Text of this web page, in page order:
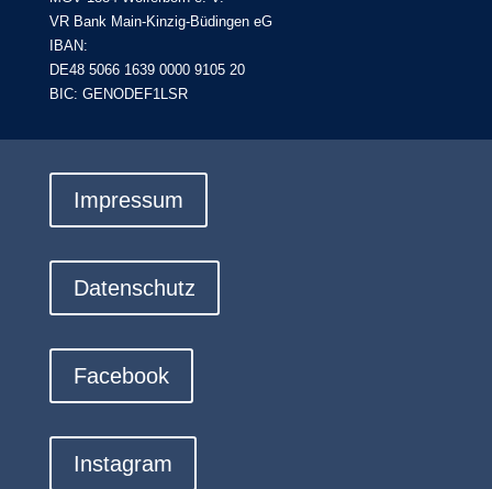
VR Bank Main-Kinzig-Büdingen eG
IBAN:
DE48 5066 1639 0000 9105 20
BIC: GENODEF1LSR
Impressum
Datenschutz
Facebook
Instagram